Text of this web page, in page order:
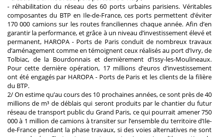
- réhabilitation du réseau des 60 ports urbains parisiens. Véritables
composantes du BTP en Ile-de-France, ces ports permettent d’éviter
170 000 camions sur les routes franciliennes chaque année. Afin d’en
garantir la performance, et grâce à un niveau d’investissement élevé et
permanent, HAROPA - Ports de Paris conduit de nombreux travaux
d’aménagement comme en témoignent ceux réalisés au port d’Ivry, de
Tolbiac, de la Bourdonnais et dernièrement d’Issy-les-Moulineaux.
Pour cette dernière opération, 17 millions d’euros d’investissement
ont été engagés par HAROPA - Ports de Paris et les clients de la filière
du BTP.
2/ On estime qu’au cours des 10 prochaines années, ce sont près de 40
millions de m³ de déblais qui seront produits par le chantier du futur
réseau de transport public du Grand Paris, ce qui pourrait amener 750
000 à 1 million de camions à transiter sur l’ensemble du territoire d’Ile-
de-France pendant la phase travaux, si des voies alternatives ne sont